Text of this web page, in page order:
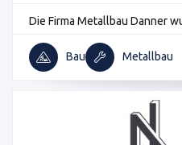
Die Firma Metallbau Danner
Bau Metallbau